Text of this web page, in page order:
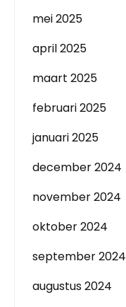
mei 2025
april 2025
maart 2025
februari 2025
januari 2025
december 2024
november 2024
oktober 2024
september 2024
augustus 2024